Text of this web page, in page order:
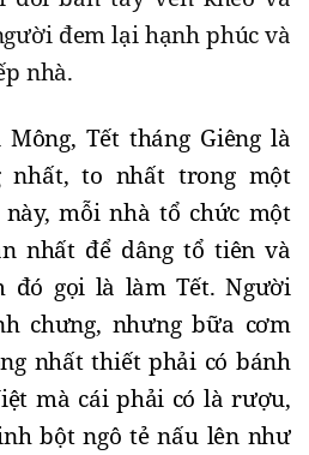
đem lại hạnh phúc và
nhà.
Tết tháng Giêng là
nhất, to nhất trong một
mỗi nhà tổ chức một
nhất để dâng tổ tiên và
đó gọi là làm Tết. Người
chưng, nhưng bữa cơm
nhất thiết phải có bánh
mà cái phải có là rượu,
bột ngô tẻ nấu lên như